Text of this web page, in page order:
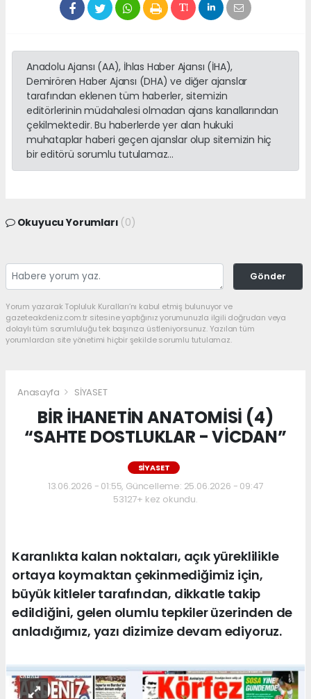
Anadolu Ajansı (AA), İhlas Haber Ajansı (İHA),
Demirören Haber Ajansı (DHA) ve diğer ajanslar
tarafından eklenen tüm haberler, sitemizin
editörlerinin müdahalesi olmadan ajans kanallarından
çekilmektedir. Bu haberlerde yer alan hukuki
muhataplar haberi geçen ajanslar olup sitemizin hiç
bir editörü sorumlu tutulamaz...
Okuyucu Yorumları (0)
Gönder
Yorum yazarak Topluluk Kuralları’nı kabul etmiş bulunuyor ve
gazeteakdeniz.com.tr sitesine yaptığınız yorumunuzla ilgili doğrudan veya
dolaylı tüm sorumluluğu tek başınıza üstleniyorsunuz. Yazılan tüm
yorumlardan site yönetimi hiçbir şekilde sorumlu tutulamaz.
Anasayfa SİYASET
BİR İHANETİN ANATOMİSİ (4)
“SAHTE DOSTLUKLAR - VİCDAN”
SİYASET
13.06.2026 - 01:55, Güncelleme: 25.06.2026 - 09:47
53127+ kez okundu.
Karanlıkta kalan noktaları, açık yüreklilikle
ortaya koymaktan çekinmediğimiz için,
büyük kitleler tarafından, dikkatle takip
edildiğini, gelen olumlu tepkiler üzerinden de
anladığımız, yazı dizimize devam ediyoruz.